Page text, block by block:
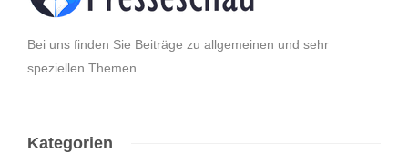
Bei uns finden Sie Beiträge zu allgemeinen und sehr
speziellen Themen.
Kategorien